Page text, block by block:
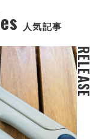
人気記事
RELEASE